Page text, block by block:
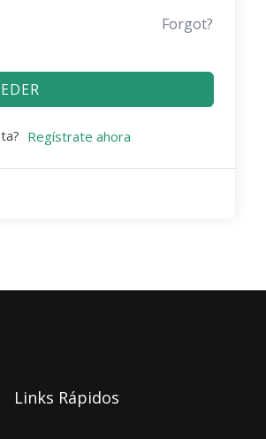
Forgot?
Regístrate ahora
Links Rápidos